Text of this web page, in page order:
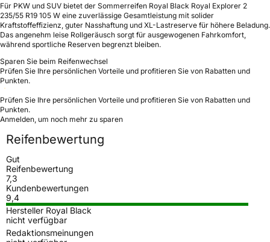
Für PKW und SUV bietet der Sommerreifen Royal Black Royal Explorer 2
235/55 R19 105 W eine zuverlässige Gesamtleistung mit solider
Kraftstoffeffizienz, guter Nasshaftung und XL-Lastreserve für höhere Beladung.
Das angenehm leise Rollgeräusch sorgt für ausgewogenen Fahrkomfort,
während sportliche Reserven begrenzt bleiben.
Sparen Sie beim Reifenwechsel
Prüfen Sie Ihre persönlichen Vorteile und profitieren Sie von Rabatten und
Punkten.
Prüfen Sie Ihre persönlichen Vorteile und profitieren Sie von Rabatten und
Punkten.
Anmelden, um noch mehr zu sparen
Reifenbewertung
Gut
Reifenbewertung
7,3
Kundenbewertungen
9,4
Hersteller Royal Black
nicht verfügbar
Redaktionsmeinungen